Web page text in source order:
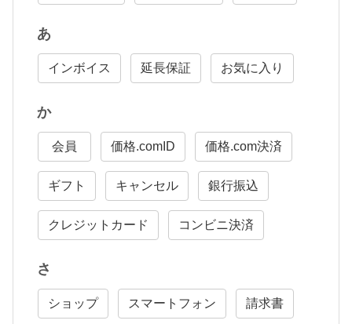
あ
インボイス 延長保証 お気に入り
か
会員 価格.comID 価格.com決済
ギフト キャンセル 銀行振込
クレジットカード コンビニ決済
さ
ショップ スマートフォン 請求書